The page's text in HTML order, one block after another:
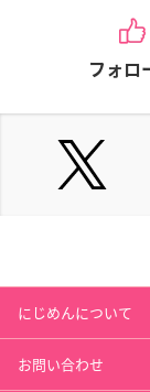
フォロ
にじめんについて
お問い合わせ